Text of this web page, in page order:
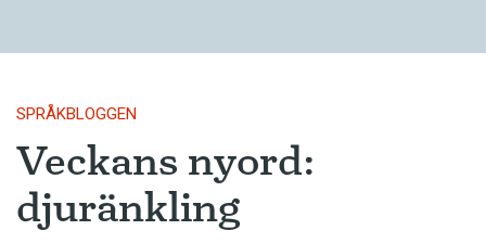
SPRÅKBLOGGEN
Veckans nyord:
djuränkling